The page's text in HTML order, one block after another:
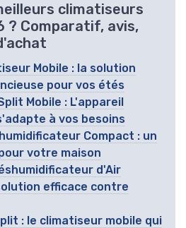
climatiseurs
? Comparatif, avis,
Mobile : la solution
pour vos étés
Mobile : L'appareil
à vos besoins
Compact : un
votre maison
d'Air
efficace contre
: le climatiseur mobile qui